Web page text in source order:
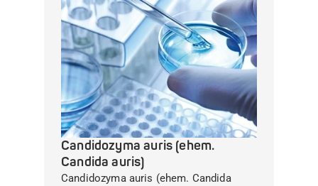
Candidozyma auris (ehem.
Candida auris)
Candidozyma auris (ehem. Candida